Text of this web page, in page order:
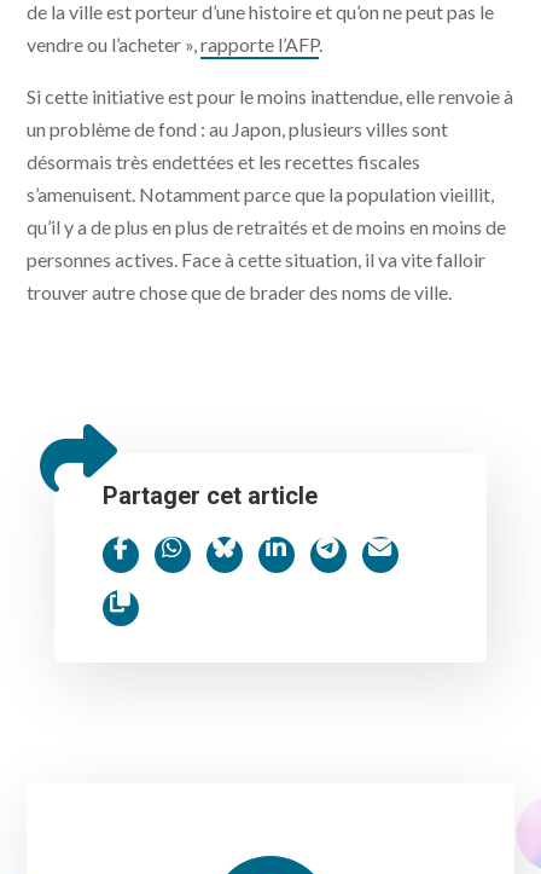
de la ville est porteur d’une histoire et qu’on ne peut pas le
vendre ou l’acheter »,rapporte l’AFP.
Si cette initiative est pour le moins inattendue, elle renvoie à
un problème de fond : au Japon, plusieurs villes sont
désormais très endettées et les recettes fiscales
s’amenuisent. Notamment parce que la population vieillit,
qu’il y a de plus en plus de retraités et de moins en moins de
personnes actives. Face à cette situation, il va vite falloir
trouver autre chose que de brader des noms de ville.
Partager cet article